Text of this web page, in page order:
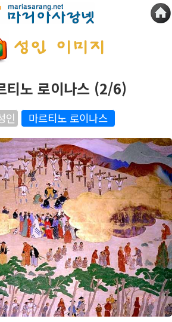
티노 로이나스 (2/6)
인 마르티노 로이나스